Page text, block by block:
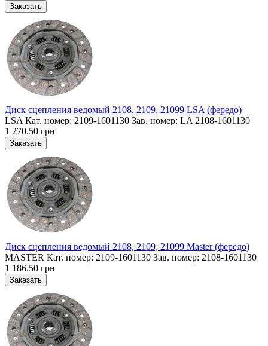
Диск сцепления ведомый 2108, 2109, 21099 LSA (фередо)
LSA Кат. номер: 2109-1601130 Зав. номер: LA 2108-1601130
1 270.50 грн
Диск сцепления ведомый 2108, 2109, 21099 Master (фередо)
MASTER Кат. номер: 2109-1601130 Зав. номер: 2108-1601130
1 186.50 грн